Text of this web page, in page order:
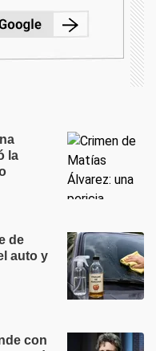
la
de
auto y
con